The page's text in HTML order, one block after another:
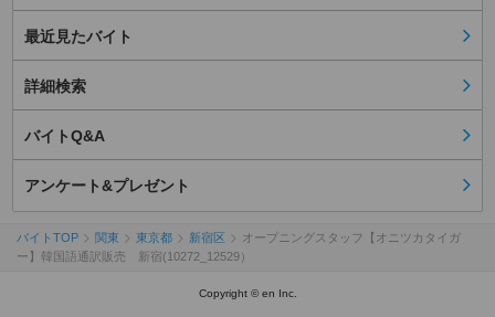
最近見たバイト
詳細検索
バイトQ&A
アンケート&プレゼント
バイトTOP 関東 東京都 新宿区
オープニングスタッフ【オニツカタイガ
ー】韓国語通訳販売 新宿(10272_12529）
Copyright © en Inc.